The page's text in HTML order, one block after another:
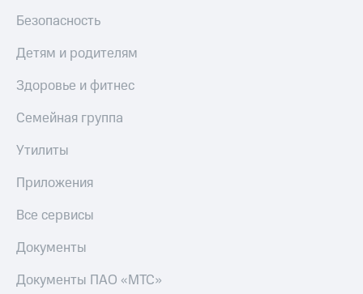
Безопасность
Детям и родителям
Здоровье и фитнес
Семейная группа
Утилиты
Приложения
Все сервисы
Документы
Документы ПАО «МТС»